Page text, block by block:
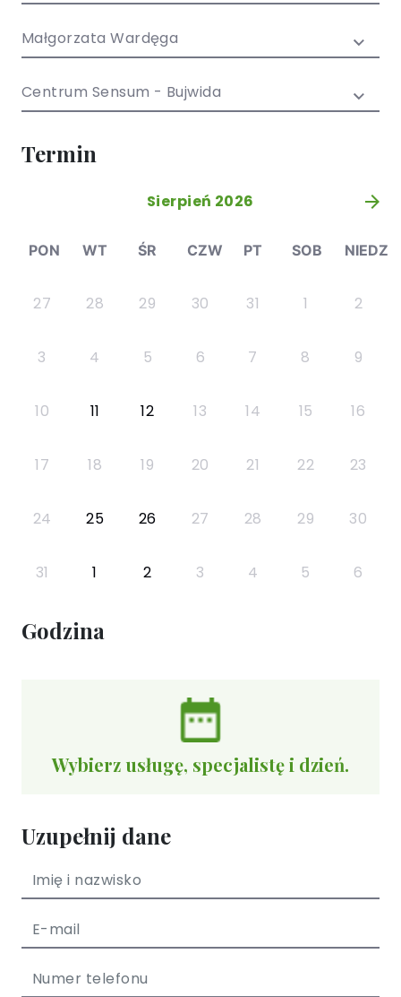
młodzieży
Małgorzata Wardęga
Centrum Sensum - Bujwida
Termin
Sierpień 2026 »
PON WT ŚR CZW PT SOB NIEDZ
27 28 29 30 31 1 2
3 4 5 6 7 8 9
10 11 12 13 14 15 16
17 18 19 20 21 22 23
24 25 26 27 28 29 30
31 1 2 3 4 5 6
Godzina
Wybierz usługę, specjalistę i dzień.
Uzupełnij dane